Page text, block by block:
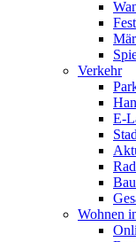
Verkehr
E-
Wohnen